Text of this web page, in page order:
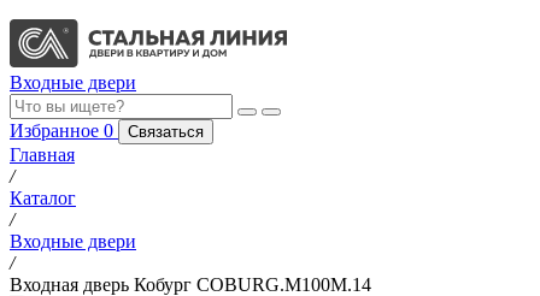
Входные двери
Избранное 0 Связаться
Главная
/
Каталог
/
Входные двери
/
Входная дверь Кобург COBURG.M100M.14